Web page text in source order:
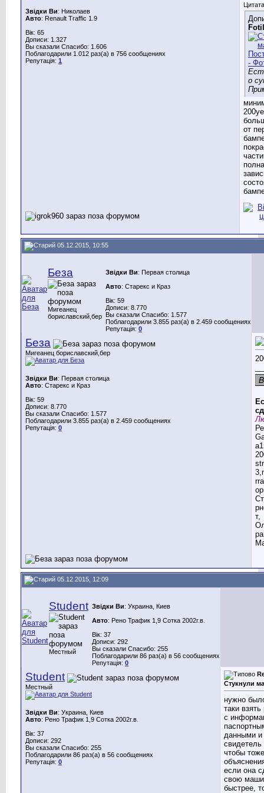
Звідки Ви: Николаев
Авто: Renault Traffic 1.9
Вік: 65
Дописи: 1.327
Вы сказали Спасибо: 1.606
Поблагодарили 1.012 раз(а) в 756 сообщениях
Репутація: 1
о
от
05.12.2015, 10:55
Беза
Мигеанец
бориславский,бер
Звідки Ви: Первая столица
Авто: Старекс и Краз
Вік: 59
Дописи: 8.770
Вы сказали Спасибо: 1.577
Поблагодарили 3.855 раз(а) в 2.459 сообщениях
Репутація: 0
Беза
Мигеанец бориславский,бер
Звідки Ви: Первая столица
Авто: Старекс и Краз
Вік: 59
Дописи: 8.770
Вы сказали Спасибо: 1.577
Поблагодарили 3.855 раз(а) в 2.459 сообщениях
Репутація: 0
т,
05.12.2015, 12:09
Student
Местный
Звідки Ви: Украина, Киев
Авто: Рено Трафик 1,9 Сотка 2002г.в.
Вік: 37
Дописи: 292
Вы сказали Спасибо: 255
Поблагодарили 86 раз(а) в 56 сообщениях
Репутація: 0
Student
Местный
Звідки Ви: Украина, Киев
Авто: Рено Трафик 1,9 Сотка 2002г.в.
Вік: 37
Дописи: 292
Вы сказали Спасибо: 255
Поблагодарили 86 раз(а) в 56 сообщениях
Репутація: 0
Стукнули
нужно
таки взять
с
данными
чтобы
если она
свою
быстрее,